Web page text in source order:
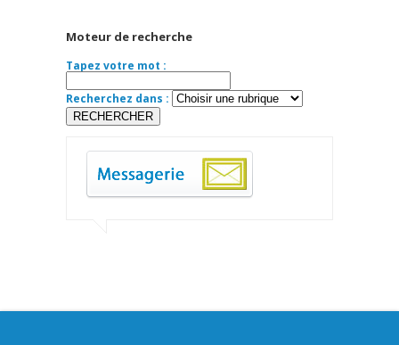
Moteur de recherche
Tapez votre mot :
Recherchez dans :